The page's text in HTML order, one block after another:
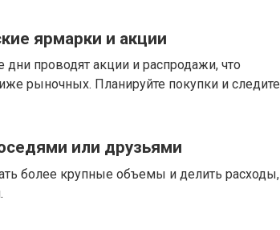
ярмарки и акции
проводят акции и распродажи, что
рыночных. Планируйте покупки и следите
или друзьями
более крупные объемы и делить расходы,